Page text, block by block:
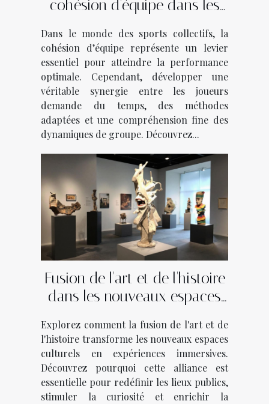
cohésion d'équipe dans les
Dans le monde des sports collectifs, la
cohésion d’équipe représente un levier
essentiel pour atteindre la performance
optimale. Cependant, développer une
véritable synergie entre les joueurs
demande du temps, des méthodes
adaptées et une compréhension fine des
dynamiques de groupe. Découvrez...
Fusion de l'art et de l'histoire
dans les nouveaux espaces
Explorez comment la fusion de l'art et de
l'histoire transforme les nouveaux espaces
culturels en expériences immersives.
Découvrez pourquoi cette alliance est
essentielle pour redéfinir les lieux publics,
stimuler la curiosité et enrichir la